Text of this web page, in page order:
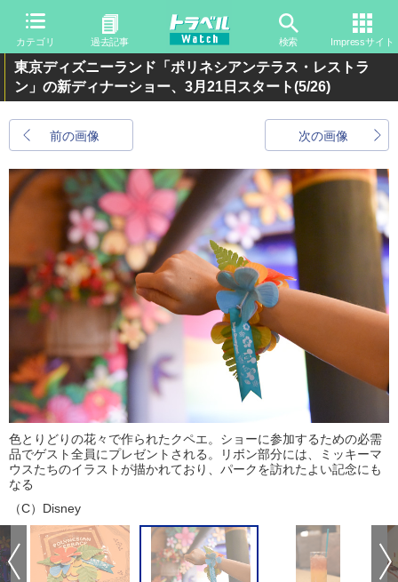
カテゴリ 過去記事 検索 Impressサイト
東京ディズニーランド「ポリネシアンテラス・レストラ
ン」の新ディナーショー、3月21日スタート(5/26)
前の画像 次の画像
色とりどりの花々で作られたクペエ。ショーに参加するための必需
品でゲスト全員にプレゼントされる。リボン部分には、ミッキーマ
ウスたちのイラストが描かれており、パークを訪れたよい記念にも
なる
（C）Disney